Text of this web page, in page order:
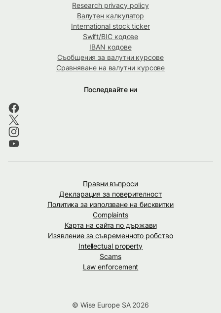
Research privacy policy
Валутен калкулатор
International stock ticker
Swift/BIC кодове
IBAN кодове
Съобщения за валутни курсове
Сравняване на валутни курсове
Последвайте ни
Правни въпроси
Декларация за поверителност
Политика за използване на бисквитки
Complaints
Карта на сайта по държави
Изявление за съвременното робство
Intellectual property
Scams
Law enforcement
© Wise Europe SA 2026